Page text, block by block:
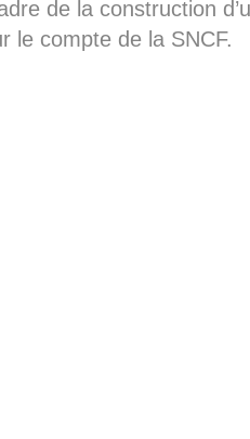
de la construction
le compte de la SNCF.